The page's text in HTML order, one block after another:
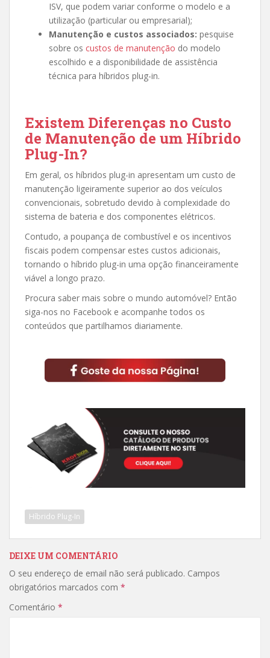
ISV, que podem variar conforme o modelo e a
utilização (particular ou empresarial);
Manutenção e custos associados: pesquise
sobre os custos de manutenção do modelo
escolhido e a disponibilidade de assistência
técnica para híbridos plug-in.
Existem Diferenças no Custo
de Manutenção de um Híbrido
Plug-In?
Em geral, os híbridos plug-in apresentam um custo de
manutenção ligeiramente superior ao dos veículos
convencionais, sobretudo devido à complexidade do
sistema de bateria e dos componentes elétricos.
Contudo, a poupança de combustível e os incentivos
fiscais podem compensar estes custos adicionais,
tornando o híbrido plug-in uma opção financeiramente
viável a longo prazo.
Procura saber mais sobre o mundo automóvel? Então
siga-nos no Facebook e acompanhe todos os
conteúdos que partilhamos diariamente.
Híbrido Plug-In
DEIXE UM COMENTÁRIO
O seu endereço de email não será publicado. Campos
obrigatórios marcados com *
Comentário *